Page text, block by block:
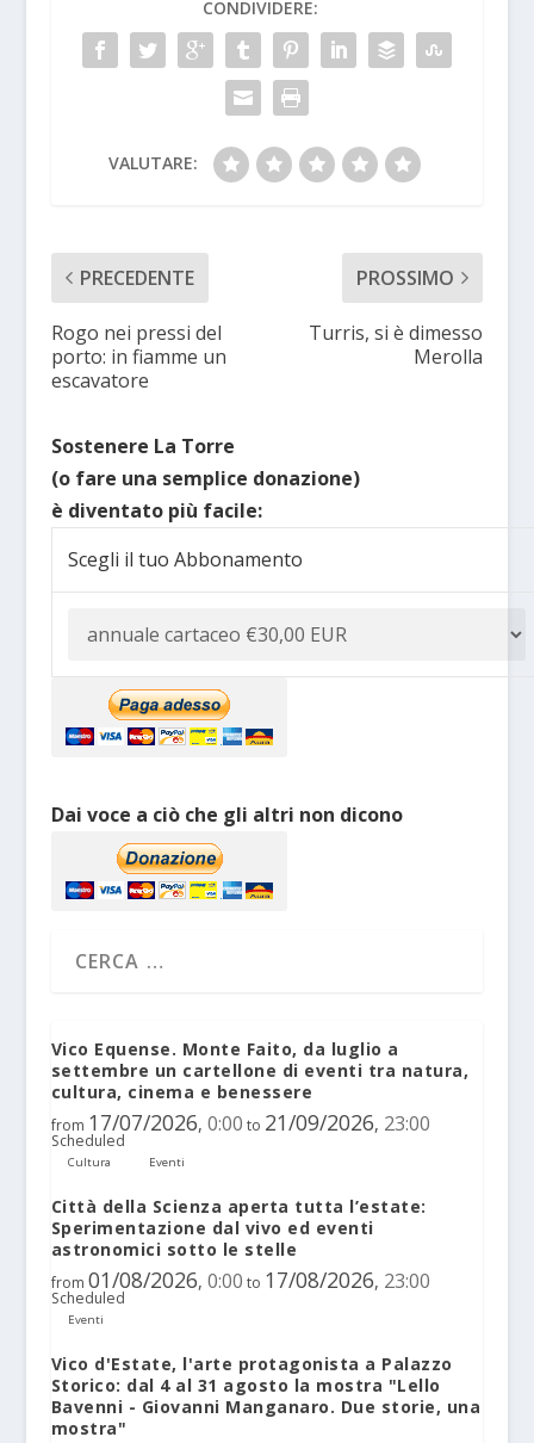
CONDIVIDERE:
VALUTARE:
PRECEDENTE
Rogo nei pressi del
porto: in fiamme un
escavatore
PROSSIMO
Turris, si è dimesso
Merolla
Sostenere La Torre
(o fare una semplice donazione)
è diventato più facile:
Scegli il tuo Abbonamento
Dai voce a ciò che gli altri non dicono
Vico Equense. Monte Faito, da luglio a
settembre un cartellone di eventi tra natura,
cultura, cinema e benessere
from 17/07/2026, 0:00 to 21/09/2026, 23:00
Scheduled
Cultura Eventi
Città della Scienza aperta tutta l’estate:
Sperimentazione dal vivo ed eventi
astronomici sotto le stelle
from 01/08/2026, 0:00 to 17/08/2026, 23:00
Scheduled
Eventi
Vico d'Estate, l'arte protagonista a Palazzo
Storico: dal 4 al 31 agosto la mostra "Lello
Bavenni - Giovanni Manganaro. Due storie, una
mostra"